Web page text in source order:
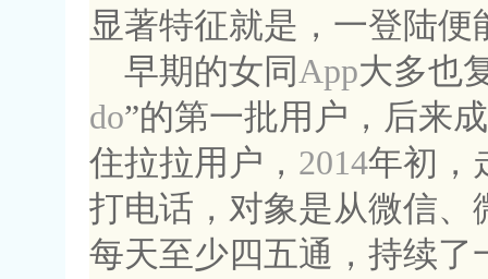
显著特征就是，一登陆
早期的女同App大多也
do”的第一批用户，后来
住拉拉用户， 2014年初，
打电话，对象是从微信
每天至少四五通，持续